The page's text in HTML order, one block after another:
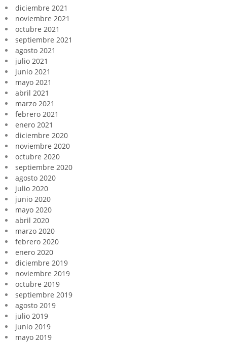
diciembre 2021
noviembre 2021
octubre 2021
septiembre 2021
agosto 2021
julio 2021
junio 2021
mayo 2021
abril 2021
marzo 2021
febrero 2021
enero 2021
diciembre 2020
noviembre 2020
octubre 2020
septiembre 2020
agosto 2020
julio 2020
junio 2020
mayo 2020
abril 2020
marzo 2020
febrero 2020
enero 2020
diciembre 2019
noviembre 2019
octubre 2019
septiembre 2019
agosto 2019
julio 2019
junio 2019
mayo 2019